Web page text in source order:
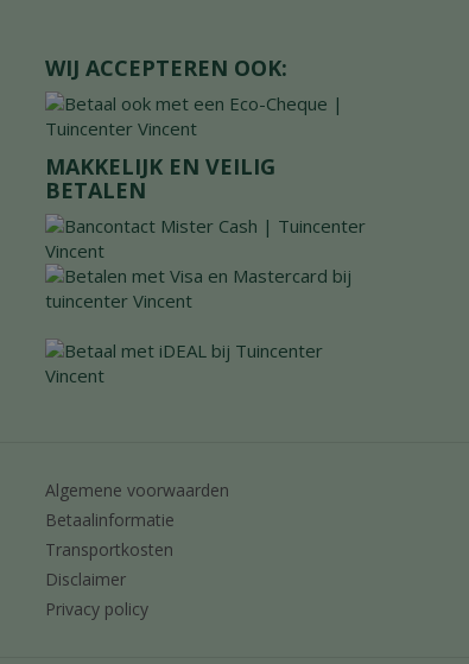
WIJ ACCEPTEREN OOK:
MAKKELIJK EN VEILIG
BETALEN
Algemene voorwaarden
Betaalinformatie
Transportkosten
Disclaimer
Privacy policy